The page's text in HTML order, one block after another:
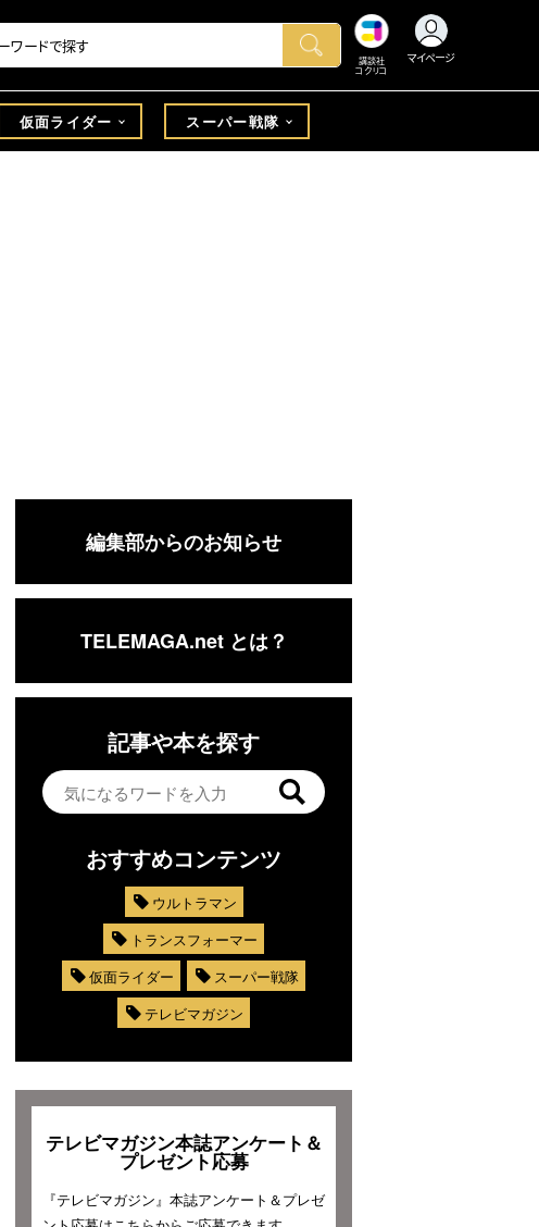
講談社
コクリコ
マイページ
仮面ライダー スーパー戦隊
編集部からのお知らせ
TELEMAGA.net とは？
記事や本を探す
おすすめコンテンツ
ウルトラマン
トランスフォーマー
仮面ライダー
スーパー戦隊
テレビマガジン
テレビマガジン本誌アンケート＆
プレゼント応募
『テレビマガジン』本誌アンケート＆プレゼ